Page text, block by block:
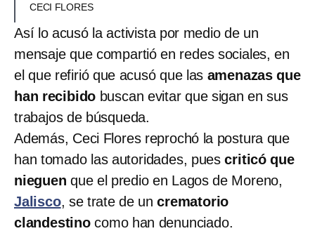
CECI FLORES
Así lo acusó la activista por medio de un
mensaje que compartió en redes sociales, en
el que refirió que acusó que las amenazas que
han recibido buscan evitar que sigan en sus
trabajos de búsqueda.
Además, Ceci Flores reprochó la postura que
han tomado las autoridades, puescriticó que
nieguen que el predio en Lagos de Moreno,
Jalisco, se trate de uncrematorio
clandestinocomo han denunciado.